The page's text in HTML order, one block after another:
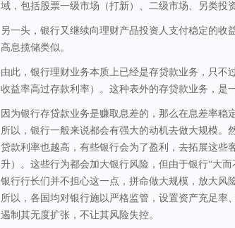
域，包括股票一级市场（打新）、二级市场、另类投资
另一头，银行又继续向理财产品投资人支付稳定的收
高息揽储类似。
由此，银行理财业务本质上已经是存贷款业务，只不
收益率高过存款利率）。这种表外的存贷款业务，是
因为银行存贷款业务是赚取息差的，那么在息差率稳
所以，银行一般来说都会有强大的动机去做大规模。
贷款利率也越高，有些银行会为了盈利，去拓展这些
升）。这些行为都会加大银行风险，但由于银行“大
银行行长们并不担心这一点，拼命做大规模，放大风
所以，各国均对银行施以严格监管，设置资产充足率
遏制其无度扩张，不让其风险失控。